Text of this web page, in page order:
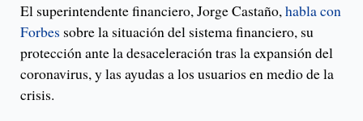
El superintendente financiero, Jorge Castaño,habla con
Forbes sobre la situación del sistema financiero, su
protección ante la desaceleración tras la expansión del
coronavirus, y las ayudas a los usuarios en medio de la
crisis.